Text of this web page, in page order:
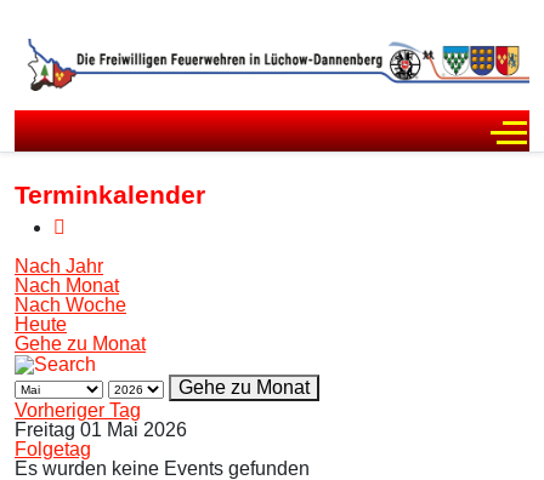
Terminkalender
Nach Jahr
Nach Monat
Nach Woche
Heute
Gehe zu Monat
Gehe zu Monat
Vorheriger Tag
Freitag 01 Mai 2026
Folgetag
Es wurden keine Events gefunden